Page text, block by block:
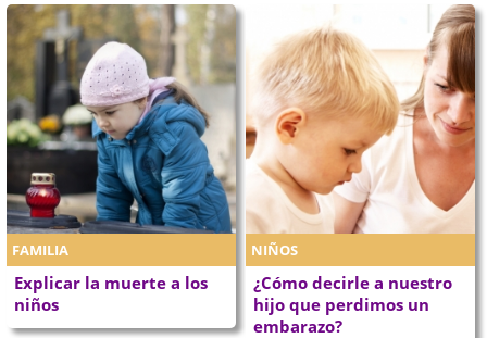
FAMILIA
Explicar la muerte a los
niños
NIÑOS
¿Cómo decirle a nuestro
hijo que perdimos un
embarazo?